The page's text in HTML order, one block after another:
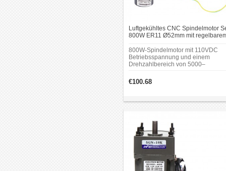
Luftgekühltes CNC Spindelmotor
800W ER11 Ø52mm mit
800W-Spindelmotor mit 110VDC
Betriebsspannung und einem
Drehzahlbereich von 5000–
WK811-Drehzahlregler, einen
Spindelhalter und eine ER11-
Spanndurchmesser.
€100.68